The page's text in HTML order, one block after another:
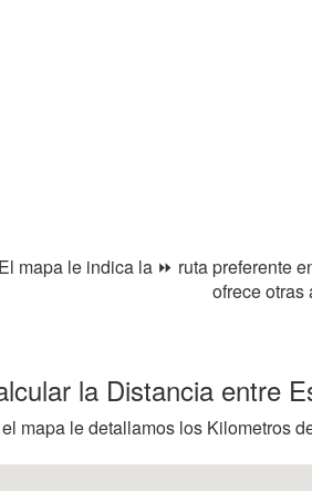
El mapa le indica la ⏩ ruta preferente
ofrece otras
la Distancia entre
mapa le detallamos los Kilometros